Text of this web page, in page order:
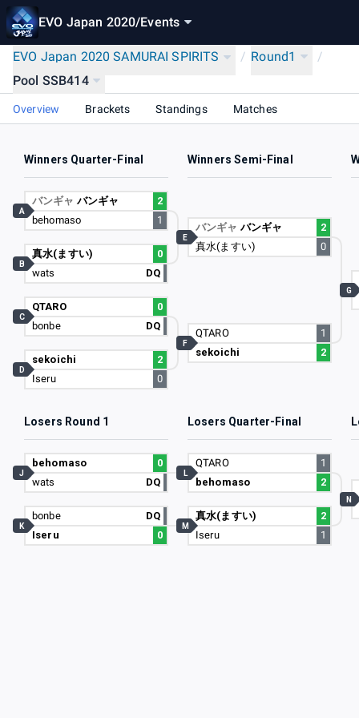
EVO Japan 2020/Events
EVO Japan 2020 SAMURAI SPIRITS / Round1
/
Pool SSB414
Overview Brackets Standings Matches
Winners Quarter-Final Winners Semi-Final
バンギャ バンギャ
2
behomaso
1
A
真水(ますい)
0
wats
DQ
B
QTARO
0
bonbe
DQ
C
sekoichi
2
Iseru
0
D
バンギャ バンギャ
2
真水(ますい)
0
E
QTARO
1
sekoichi
2
F
G
Losers Round 1 Losers Quarter-Final
behomaso
0
wats
DQ
J
bonbe
DQ
Iseru
0
K
QTARO
1
behomaso
2
L
真水(ますい)
2
Iseru
1
M
N